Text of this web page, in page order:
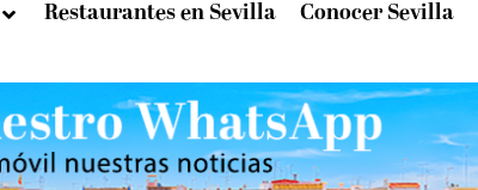
Restaurantes en Sevilla Conocer Sevilla